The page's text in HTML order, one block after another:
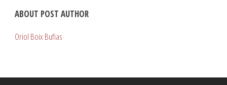
ABOUT POST AUTHOR
Oriol Boix Bufias